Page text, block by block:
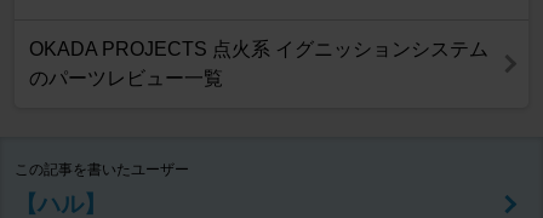
OKADA PROJECTS 点火系 イグニッションシステム
のパーツレビュー一覧
この記事を書いたユーザー
【ハル】